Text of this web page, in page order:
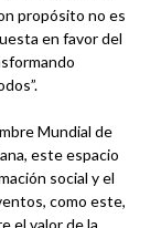
propósito no es
en favor del
Mundial de
este espacio
social y el
como este,